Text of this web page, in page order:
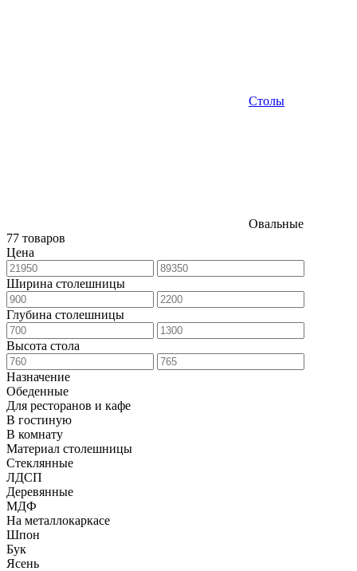
Столы
Овальные
77 товаров
Цена
Ширина столешницы
Глубина столешницы
Высота стола
Назначение
Обеденные
Для ресторанов и кафе
В гостиную
В комнату
Материал столешницы
Стеклянные
ЛДСП
Деревянные
МДФ
На металлокаркасе
Шпон
Бук
Ясень